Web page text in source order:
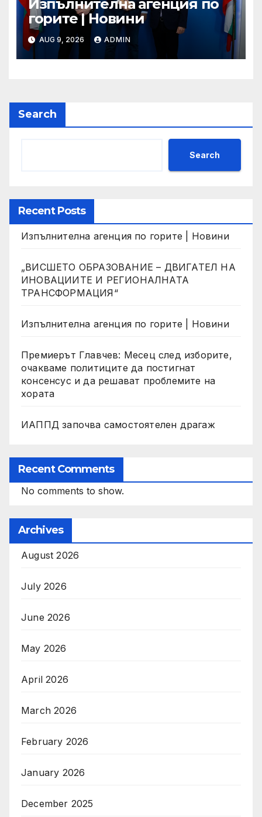
Изпълнителна агенция по
горите | Новини
AUG 9, 2026 ADMIN
Search
Search
Recent Posts
Изпълнителна агенция по горите | Новини
„ВИСШЕТО ОБРАЗОВАНИЕ – ДВИГАТЕЛ НА
ИНОВАЦИИТЕ И РЕГИОНАЛНАТА
ТРАНСФОРМАЦИЯ“
Изпълнителна агенция по горите | Новини
Премиерът Главчев: Месец след изборите,
очакваме политиците да постигнат
консенсус и да решават проблемите на
хората
ИАППД започва самостоятелен драгаж
Recent Comments
No comments to show.
Archives
August 2026
July 2026
June 2026
May 2026
April 2026
March 2026
February 2026
January 2026
December 2025